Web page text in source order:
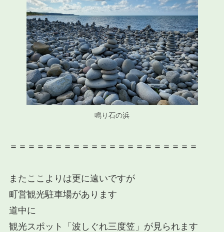
鳴り石の浜
＝＝＝＝＝＝＝＝＝＝＝＝＝＝＝＝＝＝＝＝＝
またここよりは更に遠いですが
町営観光駐車場があります
道中に
観光スポット
「波しぐれ三度笠」 が見られます